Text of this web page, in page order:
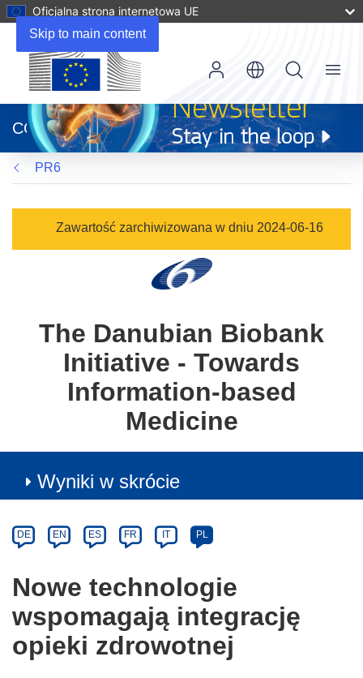
Skip to main content
Oficjalna strona internetowa UE
otworzy
się
w
nowym
oknie)
CORDIS
Menu
PR6
Zawartość zarchiwizowana w dniu 2024-06-16
The Danubian Biobank
Initiative - Towards
Information-based
Medicine
Wyniki w skrócie
Category
Article
available
the
following
languages:
DE EN ES FR IT PL
Nowe technologie
wspomagają integrację
opieki zdrowotnej